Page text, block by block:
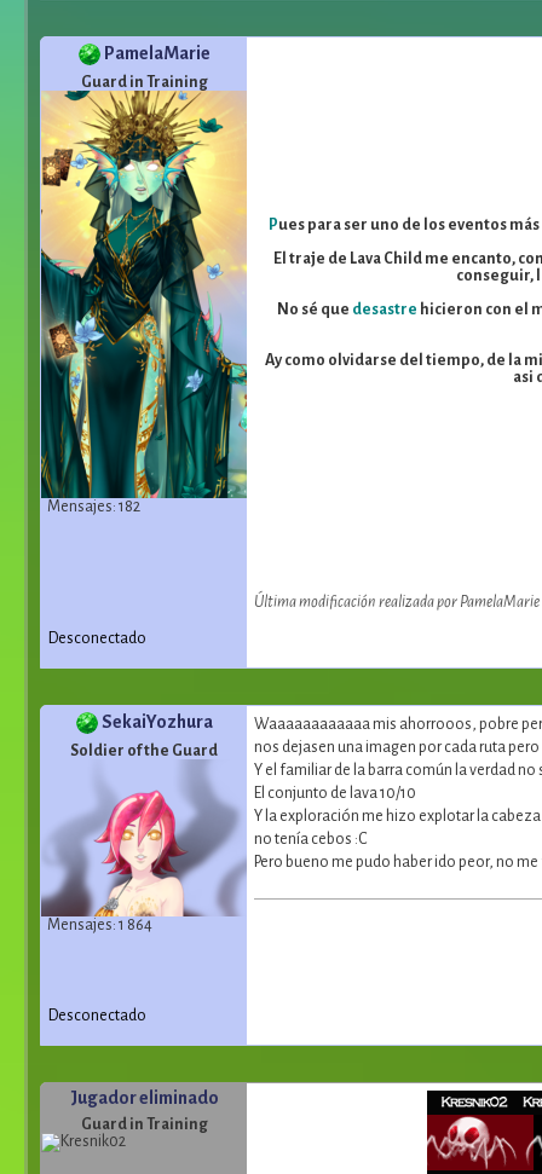
PamelaMarie
Guard in Training
Mensajes: 182
Pues para ser uno de los eventos
El traje de Lava Child me encanto,
conseguir,
No sé que desastre hicieron con el
Ay como olvidarse del tiempo, de la
asi
Última modificación realizada por PamelaMarie
Desconectado
SekaiYozhura
Soldier of the Guard
Mensajes: 1 864
Waaaaaaaaaaaa mis ahorrooos, pobre
nos dejasen una imagen por cada ruta
Y el familiar de la barra común la verdad no
El conjunto de lava 10/10
Y la exploración me hizo explotar la
no tenía cebos :C
Pero bueno me pudo haber ido peor, no
Desconectado
Jugador eliminado
Guard in Training